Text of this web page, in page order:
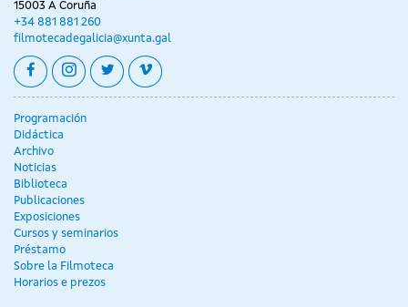
15003 A Coruña
+34 881 881 260
filmotecadegalicia@xunta.gal
facebookinstagram
twittervimeo
Programación
Didáctica
Archivo
Noticias
Biblioteca
Publicaciones
Exposiciones
Cursos y seminarios
Préstamo
Sobre la Filmoteca
Horarios e prezos